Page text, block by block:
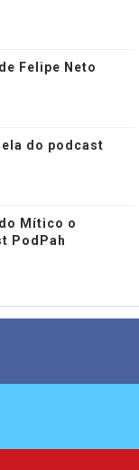
Felipe Neto
do podcast
Mítico o
PodPah